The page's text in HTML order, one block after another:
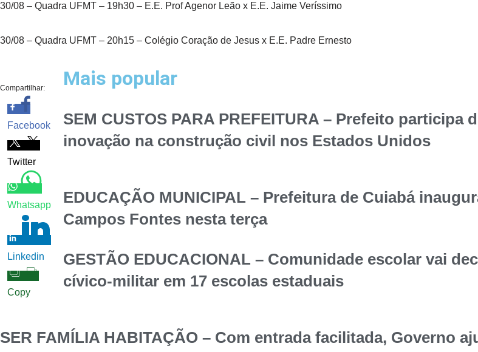
30/08 – Quadra UFMT – 19h30 – E.E. Prof Agenor Leão x E.E. Jaime Veríssimo
30/08 – Quadra UFMT – 20h15 – Colégio Coração de Jesus x E.E. Padre Ernesto
Compartilhar:
Facebook
Twitter
Whatsapp
Linkedin
Copy
Mais popular
SEM CUSTOS PARA PREFEITURA – Prefeito
inovação na construção civil nos Estados Unidos
EDUCAÇÃO MUNICIPAL – Prefeitura de Cuiabá
Campos Fontes nesta terça
GESTÃO EDUCACIONAL – Comunidade escolar vai
cívico-militar em 17 escolas estaduais
SER FAMÍLIA HABITAÇÃO – Com entrada facilitada, Governo